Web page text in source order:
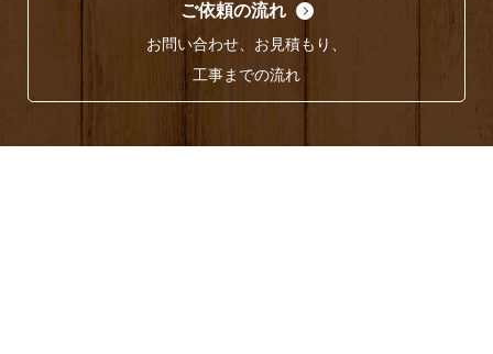
ご依頼の流れ
お問い合わせ、お見積もり、
工事までの流れ